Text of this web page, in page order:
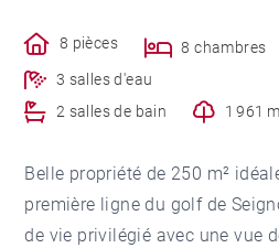
8 pièces
8 chambres
3 salles d'eau
2 salles de bain
1 961
Belle propriété de 250 m²
première ligne du golf de
de vie privilégié avec une vue